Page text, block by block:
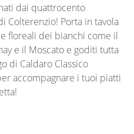
dai quattrocento
Colterenzio! Porta in tavola
floreali dei bianchi come il
e il Moscato e goditi tutta
di Caldaro Classico
accompagnare i tuoi piatti